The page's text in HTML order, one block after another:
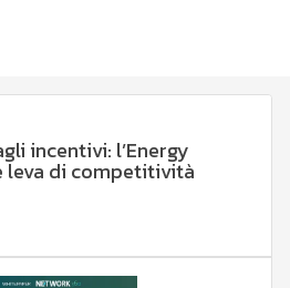
incentivi: l’Energy
leva di competitività